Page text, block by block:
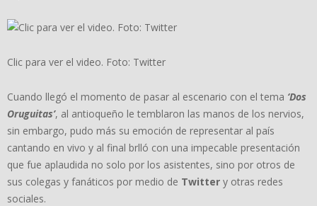
Clic para ver el video. Foto: Twitter
Cuando llegó el momento de pasar al escenario con el tema ‘Dos
Oruguitas’, al antioqueño le temblaron las manos de los nervios,
sin embargo, pudo más su emoción de representar al país
cantando en vivo y al final brlló con una impecable presentación
que fue aplaudida no solo por los asistentes, sino por otros de
sus colegas y fanáticos por medio de Twitter y otras redes
sociales.